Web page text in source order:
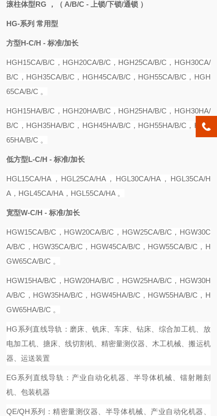
滚柱体型RG ， （ A/B/C - 上锁/下锁/通锁 ）
HG-系列 常用型
方型H-C/H - 标准/加长
HGH15CA/B/C ， HGH20CA/B/C， HGH25CA/B/C， HGH30CA/
B/C， HGH35CA/B/C， HGH45CA/B/C， HGH55CA/B/C， HGH
65CA/B/C 。
HGH15HA/B/C， HGH20HA/B/C， HGH25HA/B/C， HGH30HA/
B/C， HGH35HA/B/C， HGH45HA/B/C， HGH55HA/B/C， HGH
65HA/B/C 。
低方型L-C/H - 标准/加长
HGL15CA/HA，HGL25CA/HA ， HGL30CA/HA， HGL35CA/H
A ， HGL45CA/HA ， HGL55CA/HA 。
宽型W-C/H - 标准/加长
HGW15CA/B/C ， HGW20CA/B/C， HGW25CA/B/C， HGW30C
A/B/C， HGW35CA/B/C， HGW45CA/B/C， HGW55CA/B/C， H
GW65CA/B/C 。
HGW15HA/B/C， HGW20HA/B/C， HGW25HA/B/C， HGW30H
A/B/C， HGW35HA/B/C， HGW45HA/B/C， HGW55HA/B/C， H
GW65HA/B/C 。
HG系列直线导轨：磨床、铣床、车床、钻床、综合加工机、放
电加工机、搪床、线切割机、精密量测仪器、木工机械、搬运机
器、运送装置
EG系列直线导轨：产业自动化机器、半导体机械、镭射雕刻
机、包装机器
QE/QH系列：精密量测仪器、半导体机械、产业自动化机器、